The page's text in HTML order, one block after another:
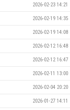
2026-02-23 14:21
2026-02-19 14:35
2026-02-19 14:08
2026-02-12 16:48
2026-02-12 16:47
2026-02-11 13:00
2026-02-04 20:20
2026-01-27 14:11